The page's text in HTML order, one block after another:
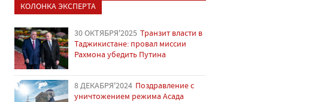
КОЛОНКА ЭКСПЕРТА
30 ОКТЯБРЯ'2025 Транзит власти в
Таджикистане: провал миссии
Рахмона убедить Путина
8 ДЕКАБРЯ'2024 Поздравление с
уничтожением режима Асада